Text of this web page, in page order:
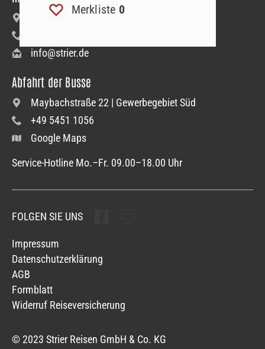
Merkliste 0
Bäumerstraße 9–11 | 49477 Ibbenbüren
info@strier.de
Abfahrt der Busse
Maybachstraße 22 | Gewerbegebiet Süd
+49 5451 1056
Google Maps
Service-Hotline Mo.–Fr. 09.00–18.00 Uhr
© 2023 Strier Reisen GmbH & Co. KG
Impressum
Datenschutzerklärung
AGB
Formblatt
Widerruf Reiseversicherung
FOLGEN SIE UNS